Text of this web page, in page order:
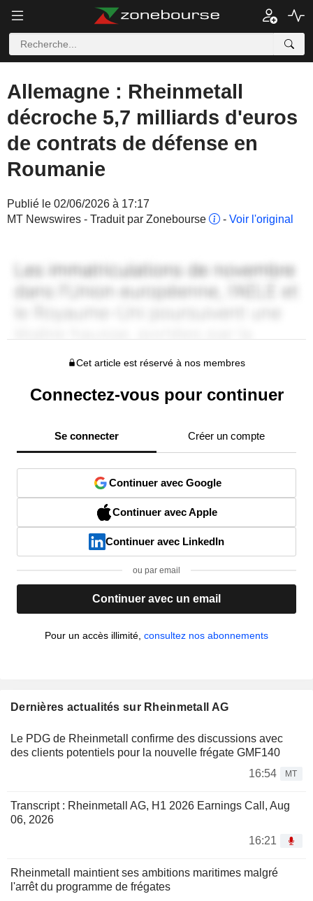
Allemagne : Rheinmetall
décroche 5,7 milliards d'euros
de contrats de défense en
Roumanie
Publié le 02/06/2026 à 17:17
MT Newswires - Traduit par Zonebourse
- Voir l'original
Cet article est réservé à nos membres
Connectez-vous pour continuer
Se connecter Créer un compte
Continuer avec Google
Continuer avec Apple
Continuer avec LinkedIn
ou par email
Continuer avec un email
Pour un accès illimité, consultez nos abonnements
Dernières actualités sur Rheinmetall AG
Le PDG de Rheinmetall confirme des discussions avec
des clients potentiels pour la nouvelle frégate GMF140
16:54
MT
Transcript : Rheinmetall AG, H1 2026 Earnings Call, Aug
06, 2026
16:21
Rheinmetall maintient ses ambitions maritimes malgré
l'arrêt du programme de frégates